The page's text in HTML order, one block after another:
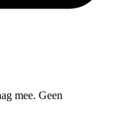
mee. Geen